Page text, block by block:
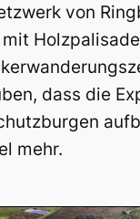
von
dass die
mehr.